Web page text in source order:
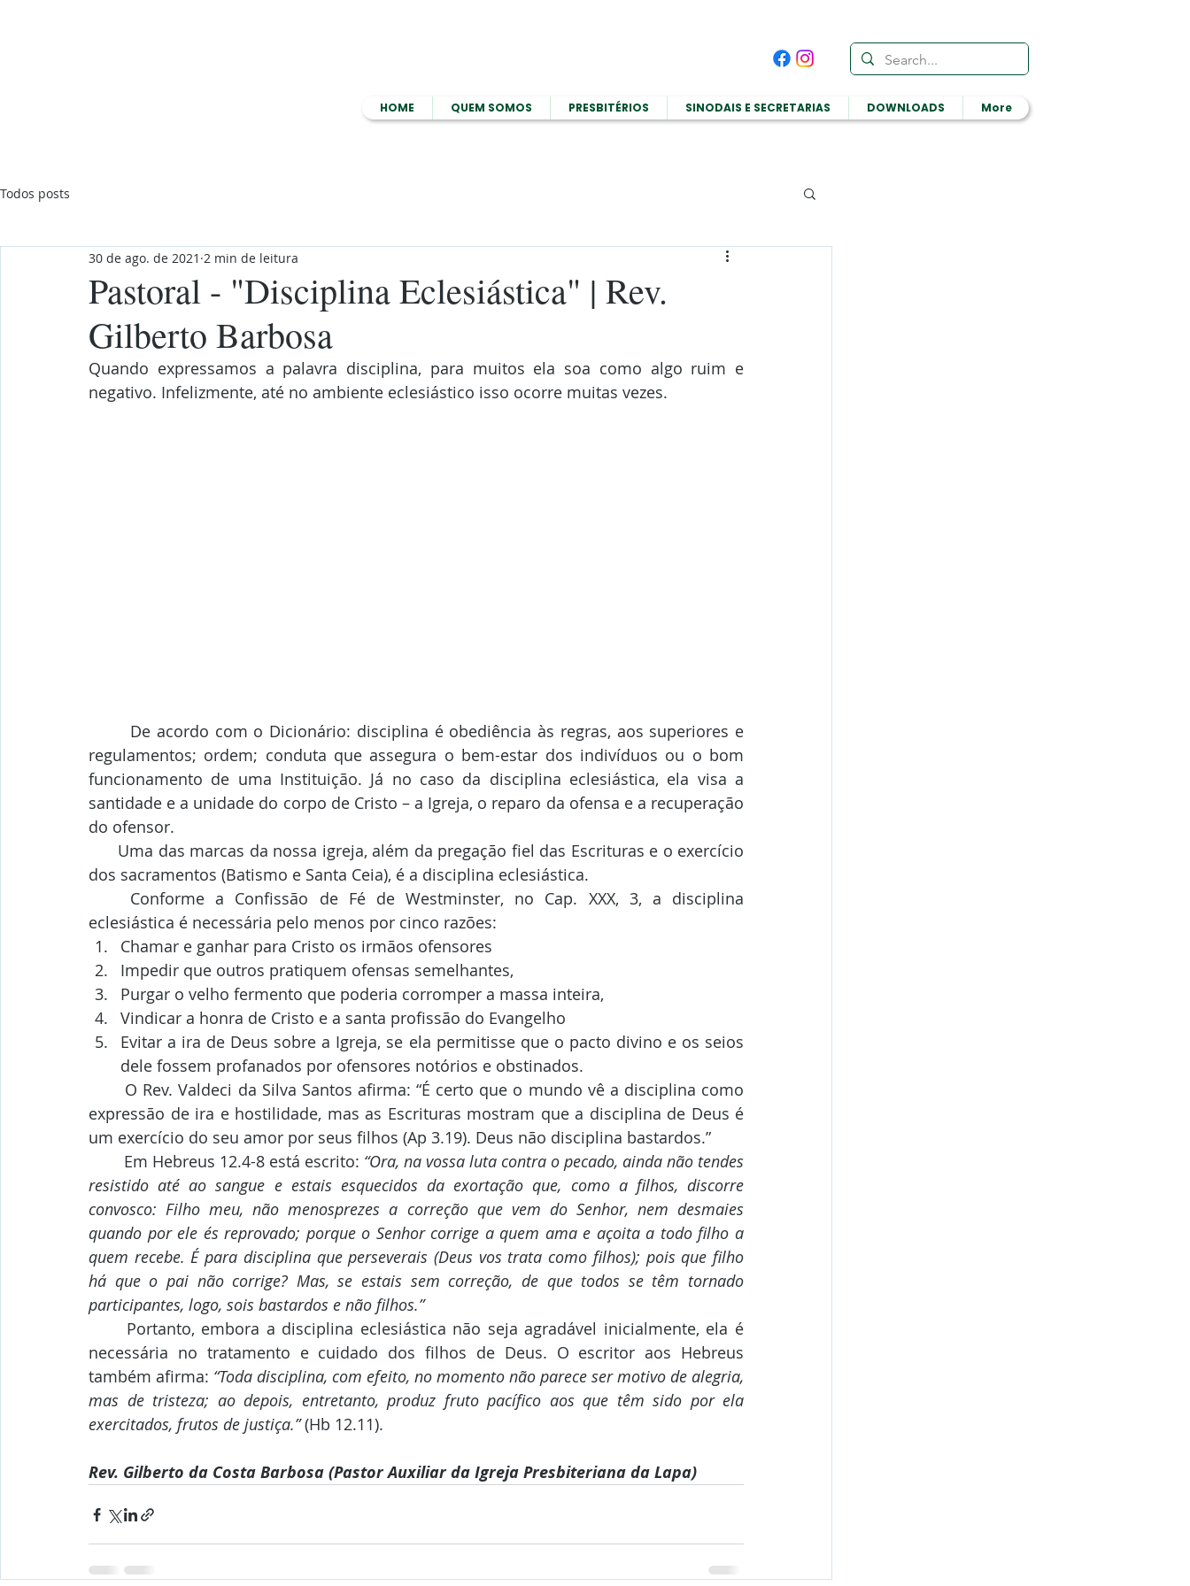
HOME QUEM SOMOS PRESBITÉRIOS SINODAIS E SECRETARIAS DOWNLOADS More
Todos posts
Pastoral - "Disciplina Eclesiástica" | Rev.
Gilberto Barbosa
30 de ago. de 2021 2 min de leitura
Quando expressamos a palavra disciplina, para muitos ela soa como algo ruim e
negativo. Infelizmente, até no ambiente eclesiástico isso ocorre muitas vezes.
regulamentos; ordem; conduta que assegura o bem-estar dos indivíduos ou o bom
funcionamento de uma Instituição. Já no caso da disciplina eclesiástica, ela visa a
santidade e a unidade do corpo de Cristo – a Igreja, o reparo da ofensa e a recuperação
do ofensor.
dos sacramentos (Batismo e Santa Ceia), é a disciplina eclesiástica.
eclesiástica é necessária pelo menos por cinco razões:
Chamar e ganhar para Cristo os irmãos ofensores
Impedir que outros pratiquem ofensas semelhantes,
Purgar o velho fermento que poderia corromper a massa inteira,
Vindicar a honra de Cristo e a santa profissão do Evangelho
Evitar a ira de Deus sobre a Igreja, se ela permitisse que o pacto divino e os seios
dele fossem profanados por ofensores notórios e obstinados.
expressão de ira e hostilidade, mas as Escrituras mostram que a disciplina de Deus é
um exercício do seu amor por seus filhos (Ap 3.19). Deus não disciplina bastardos.”
	Em Hebreus 12.4-8 está escrito:
“Ora, na vossa luta contra o pecado, ainda não tendes
resistido até ao sangue e estais esquecidos da exortação que, como a filhos, discorre
convosco: Filho meu, não menosprezes a correção que vem do Senhor, nem desmaies
quando por ele és reprovado; porque o Senhor corrige a quem ama e açoita a todo filho a
quem recebe. É para disciplina que perseverais (Deus vos trata como filhos); pois que filho
há que o pai não corrige? Mas, se estais sem correção, de que todos se têm tornado
participantes, logo, sois bastardos e não filhos.”
necessária no tratamento e cuidado dos filhos de Deus. O escritor aos Hebreus
também afirma: “Toda disciplina, com efeito, no momento não parece ser motivo de alegria,
mas de tristeza; ao depois, entretanto, produz fruto pacífico aos que têm sido por ela
exercitados, frutos de justiça.” (Hb 12.11).
Rev. Gilberto da Costa Barbosa (Pastor Auxiliar da Igreja Presbiteriana da Lapa)